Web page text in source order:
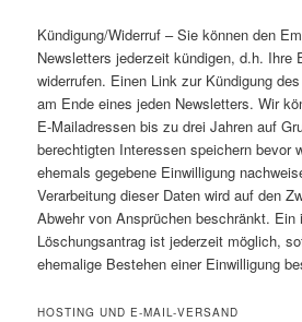
Kündigung/Widerruf – Sie können den
Newsletters jederzeit kündigen, d.h. Ihre
widerrufen. Einen Link zur Kündigung
am Ende eines jeden Newsletters. Wir
E-Mailadressen bis zu drei Jahren auf
berechtigten Interessen speichern bevor
ehemals gegebene Einwilligung
Verarbeitung dieser Daten wird auf den
Abwehr von Ansprüchen beschränkt. Ein
Löschungsantrag ist jederzeit möglich,
ehemalige Bestehen einer Einwilligung
HOSTING UND E-MAIL-VERSAND